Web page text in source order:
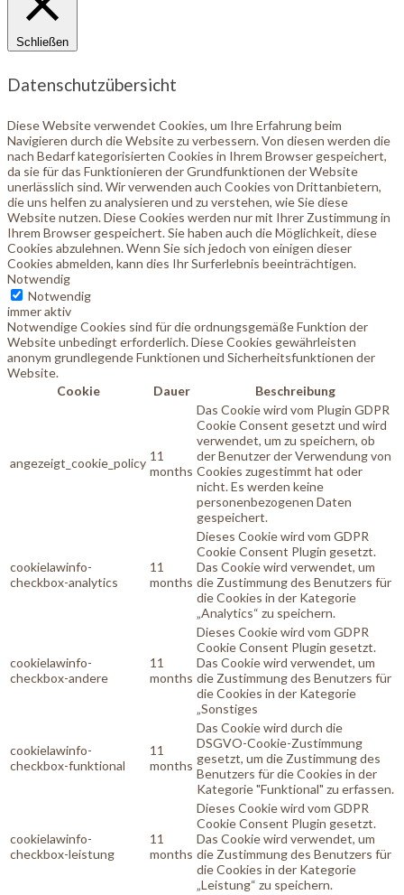
Schließen
Datenschutzübersicht
Diese Website verwendet Cookies, um Ihre Erfahrung beim
Navigieren durch die Website zu verbessern. Von diesen werden die
nach Bedarf kategorisierten Cookies in Ihrem Browser gespeichert,
da sie für das Funktionieren der Grundfunktionen der Website
unerlässlich sind. Wir verwenden auch Cookies von Drittanbietern,
die uns helfen zu analysieren und zu verstehen, wie Sie diese
Website nutzen. Diese Cookies werden nur mit Ihrer Zustimmung in
Ihrem Browser gespeichert. Sie haben auch die Möglichkeit, diese
Cookies abzulehnen. Wenn Sie sich jedoch von einigen dieser
Cookies abmelden, kann dies Ihr Surferlebnis beeinträchtigen.
Notwendig
Notwendig
immer aktiv
Notwendige Cookies sind für die ordnungsgemäße Funktion der
Website unbedingt erforderlich. Diese Cookies gewährleisten
anonym grundlegende Funktionen und Sicherheitsfunktionen der
Website.
Cookie
Dauer Beschreibung
angezeigt_cookie_policy 11
months
Das Cookie wird vom Plugin GDPR
Cookie Consent gesetzt und wird
verwendet, um zu speichern, ob
der Benutzer der Verwendung von
Cookies zugestimmt hat oder
nicht. Es werden keine
personenbezogenen Daten
gespeichert.
cookielawinfo-
checkbox-analytics
11
months
Dieses Cookie wird vom GDPR
Cookie Consent Plugin gesetzt.
Das Cookie wird verwendet, um
die Zustimmung des Benutzers für
die Cookies in der Kategorie
„Analytics“ zu speichern.
cookielawinfo-
checkbox-andere
11
months
Dieses Cookie wird vom GDPR
Cookie Consent Plugin gesetzt.
Das Cookie wird verwendet, um
die Zustimmung des Benutzers für
die Cookies in der Kategorie
„Sonstiges
cookielawinfo-
checkbox-funktional
11
months
Das Cookie wird durch die
DSGVO-Cookie-Zustimmung
gesetzt, um die Zustimmung des
Benutzers für die Cookies in der
Kategorie "Funktional" zu erfassen.
cookielawinfo-
checkbox-leistung
11
months
Dieses Cookie wird vom GDPR
Cookie Consent Plugin gesetzt.
Das Cookie wird verwendet, um
die Zustimmung des Benutzers für
die Cookies in der Kategorie
„Leistung“ zu speichern.